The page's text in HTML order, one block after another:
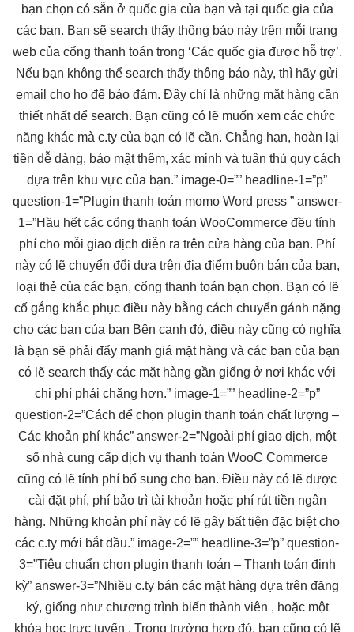
bạn chọn có sẵn ở quốc gia của bạn và tại quốc gia của
các bạn. Bạn sẽ search thấy thông báo này trên mỗi trang
web của cổng thanh toán trong ‘Các quốc gia được hỗ trợ’.
Nếu bạn không thể search thấy thông báo này, thì hãy gửi
email cho họ để bảo đảm. Đây chỉ là những mặt hàng cần
thiết nhất để search. Bạn cũng có lẽ muốn xem các chức
năng khác mà c.ty của bạn có lẽ cần. Chẳng hạn, hoàn lại
tiền dễ dàng, bảo mật thêm, xác minh và tuân thủ quy cách
dựa trên khu vực của bạn.” image-0=”” headline-1=”p”
question-1=”Plugin thanh toán momo Word press ” answer-
1=”Hầu hết các cổng thanh toán WooCommerce đều tính
phí cho mỗi giao dịch diễn ra trên cửa hàng của bạn. Phí
này có lẽ chuyển đổi dựa trên địa điểm buôn bán của bạn,
loại thẻ của các bạn, cổng thanh toán bạn chọn. Bạn có lẽ
cố gắng khắc phục điều này bằng cách chuyển gánh nặng
cho các bạn của bạn Bên cạnh đó, điều này cũng có nghĩa
là bạn sẽ phải đẩy mạnh giá mặt hàng và các bạn của bạn
có lẽ search thấy các mặt hàng gần giống ở nơi khác với
chi phí phải chăng hơn.” image-1=”” headline-2=”p”
question-2=”Cách để chọn plugin thanh toán chất lượng –
Các khoản phí khác” answer-2=”Ngoài phí giao dịch, một
số nhà cung cấp dịch vụ thanh toán WooC Commerce
cũng có lẽ tính phí bổ sung cho bạn. Điều này có lẽ được
cài đặt phí, phí bảo trì tài khoản hoặc phí rút tiền ngân
hàng. Những khoản phí này có lẽ gây bất tiện đặc biệt cho
các c.ty mới bắt đầu.” image-2=”” headline-3=”p” question-
3=”Tiêu chuẩn chọn plugin thanh toán – Thanh toán định
kỳ” answer-3=”Nhiều c.ty bán các mặt hàng dựa trên đăng
ký, giống như chương trình biến thành viên , hoặc một
khóa học trực tuyến . Trong trường hợp đó, bạn cũng có lẽ